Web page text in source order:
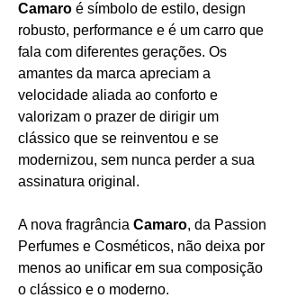
Camaro é símbolo de estilo, design
robusto, performance e é um carro que
fala com diferentes gerações. Os
amantes da marca apreciam a
velocidade aliada ao conforto e
valorizam o prazer de dirigir um
clássico que se reinventou e se
modernizou, sem nunca perder a sua
assinatura original.
A nova fragrância Camaro, da Passion
Perfumes e Cosméticos, não deixa por
menos ao unificar em sua composição
o clássico e o moderno.